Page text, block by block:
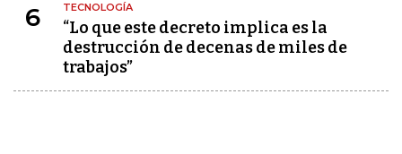
6 TECNOLOGÍA
“Lo que este decreto implica es la
destrucción de decenas de miles de
trabajos”